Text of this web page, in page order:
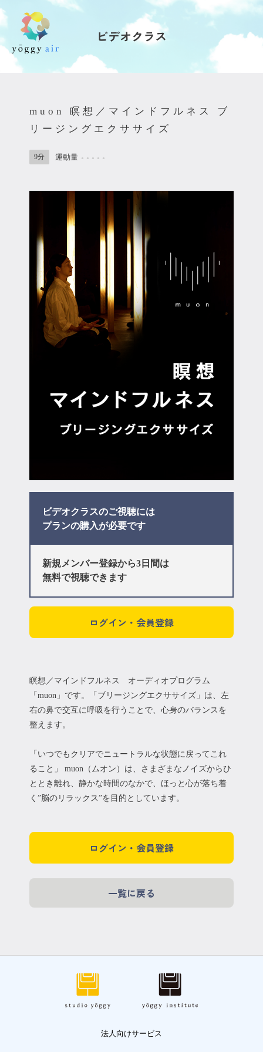
受講の流れ
インストラクター一覧
FAQ / お問い合わせ
yoggy store
yoggy magazine
yoggy mommy
マイページ
ログイン
会員規約について
クラス参加にあたっての同意書
特定商取引にかかわる表示
プライバシーポリシー
ビデオクラス
muon 瞑想／マインドフルネス ブ
リージングエクササイズ
9分 運動量 ● ● ● ● ●
ビデオクラスのご視聴には
プランの購入が必要です
新規メンバー登録から3日間は
無料で視聴できます
ログイン・会員登録
瞑想／マインドフルネス オーディオプログラム
「muon」です。「ブリージングエクササイズ」は、左
右の鼻で交互に呼吸を行うことで、心身のバランスを
整えます。
「いつでもクリアでニュートラルな状態に戻ってこれ
ること」 muon（ムオン）は、さまざまなノイズからひ
ととき離れ、静かな時間のなかで、ほっと心が落ち着
く”脳のリラックス”を目的としています。
ログイン・会員登録
一覧に戻る
法人向けサービス